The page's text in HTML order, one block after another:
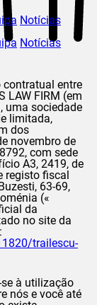
Notícias
Notícias
contratual entre
LAW FIRM (em
uma sociedade
limitada,
dos
novembro de
com sede
A3, 2419, de
registo fiscal
63-69,
(«
da
no site da
trailescu-
à utilização
nós e você até